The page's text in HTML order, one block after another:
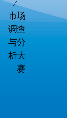
市场
调查
与分
析大
赛